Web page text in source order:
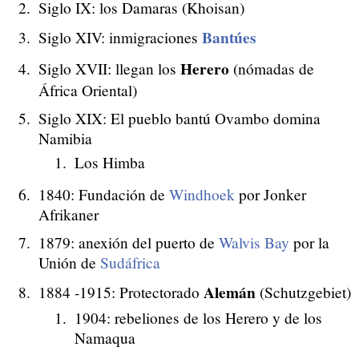
Siglo IX: los Damaras (Khoisan)
Siglo XIV: inmigraciones Bantúes
Siglo XVII: llegan los Herero (nómadas de
África Oriental)
Siglo XIX: El pueblo bantú Ovambo domina
Namibia
Los Himba
1840: Fundación de Windhoek por Jonker
Afrikaner
1879: anexión del puerto de Walvis Bay por la
Unión de Sudáfrica
1884 -1915: Protectorado Alemán (Schutzgebiet)
1904: rebeliones de los Herero y de los
Namaqua